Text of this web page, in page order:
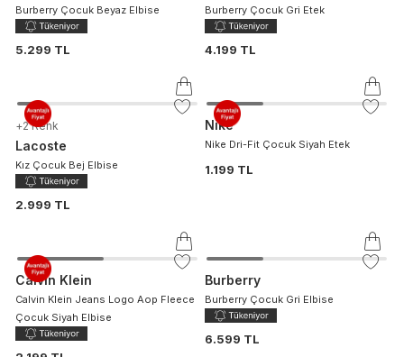
Burberry Çocuk Beyaz Elbise
5.299 TL
Burberry Çocuk Gri Etek
4.199 TL
+2 Renk
Lacoste
Kız Çocuk Bej Elbise
2.999 TL
Nike
Nike Dri-Fit Çocuk Siyah Etek
1.199 TL
Calvin Klein
Calvin Klein Jeans Logo Aop Fleece
Çocuk Siyah Elbise
Burberry
Burberry Çocuk Gri Elbise
6.599 TL